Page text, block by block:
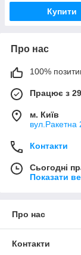
Купити
Про нас
100%
Працює з
м. Київ
вул.Ракетна
Контакти
Сьогодні
Показати
Про нас
Контакти